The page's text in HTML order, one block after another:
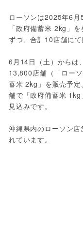
ローソンは2025年6
「政府備蓄米 2kg」
ずつ、合計10店舗にて
6月14日（土）からは
13,800店舗（「ロー
蓄米 2kg」を販売予
舗で「政府備蓄米 1kg
見込みです。
沖縄県内のローソン
れています。